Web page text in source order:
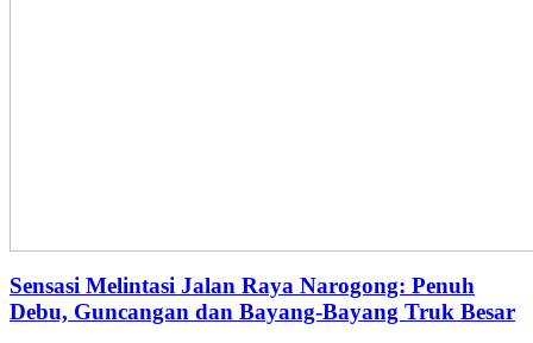
Sensasi Melintasi Jalan Raya Narogong: Penuh
Debu, Guncangan dan Bayang-Bayang Truk Besar